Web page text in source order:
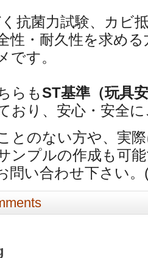
抗菌力試験、カビ
性・耐久性を求め
です。
らもST基準（玩具
おり、安心・安全
とのない方や、実
ンプルの作成も可
問い合わせ下さい